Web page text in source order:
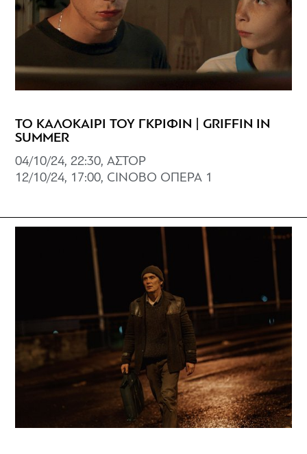
ΤΟ ΚΑΛΟΚΑΙΡΙ ΤΟΥ ΓΚΡΙΦΙΝ | GRIFFIN IN
SUMMER
04/10/24, 22:30, ΑΣΤΟΡ
12/10/24, 17:00, CINOBO ΟΠΕΡΑ 1